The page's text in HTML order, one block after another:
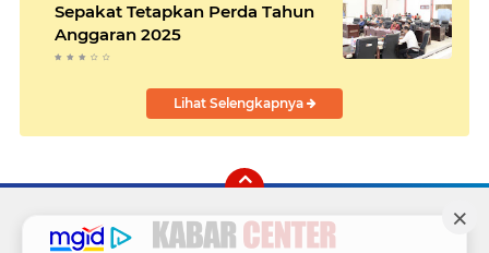
Sepakat Tetapkan Perda Tahun
Anggaran 2025
Lihat Selengkapnya